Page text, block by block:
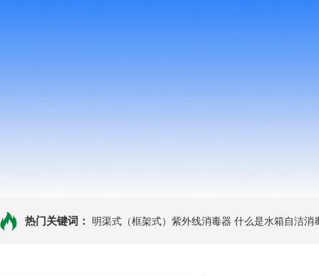
热门关键词： 明渠式（框架式）紫外线消毒器 什么是水箱自洁消